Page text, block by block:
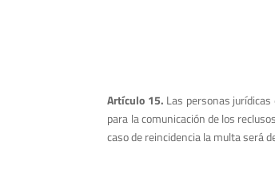
Artículo 15. Las personas
para la comunicación de los
caso de reincidencia la multa será